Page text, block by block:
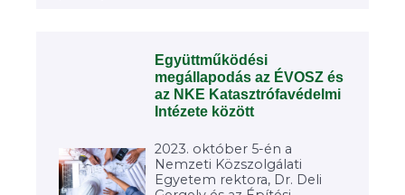
Együttműködési
megállapodás az ÉVOSZ és
az NKE Katasztrófavédelmi
Intézete között
2023. október 5-én a
Nemzeti Közszolgálati
Egyetem rektora, Dr. Deli